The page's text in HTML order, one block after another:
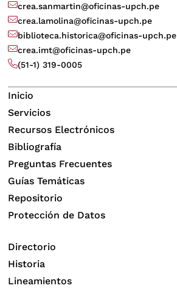
crea.sanmartin@oficinas-upch.pe
crea.lamolina@oficinas-upch.pe
biblioteca.historica@oficinas-upch.pe
crea.imt@oficinas-upch.pe
(51-1) 319-0005
Inicio
Servicios
Recursos Electrónicos
Bibliografía
Preguntas Frecuentes
Guías Temáticas
Repositorio
Protección de Datos
Directorio
Historia
Lineamientos